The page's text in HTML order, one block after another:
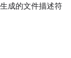
成的文件描述符